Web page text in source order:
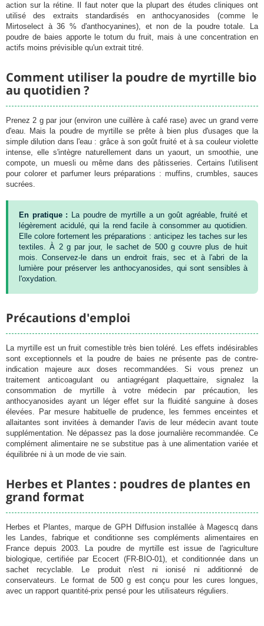
action sur la rétine. Il faut noter que la plupart des études cliniques ont
utilisé des extraits standardisés en anthocyanosides (comme le
Mirtoselect à 36 % d'anthocyanines), et non de la poudre totale. La
poudre de baies apporte le totum du fruit, mais à une concentration en
actifs moins prévisible qu'un extrait titré.
Comment utiliser la poudre de myrtille bio
au quotidien ?
Prenez 2 g par jour (environ une cuillère à café rase) avec un grand verre
d'eau. Mais la poudre de myrtille se prête à bien plus d'usages que la
simple dilution dans l'eau : grâce à son goût fruité et à sa couleur violette
intense, elle s'intègre naturellement dans un yaourt, un smoothie, une
compote, un muesli ou même dans des pâtisseries. Certains l'utilisent
pour colorer et parfumer leurs préparations : muffins, crumbles, sauces
sucrées.
En pratique : La poudre de myrtille a un goût agréable, fruité et
légèrement acidulé, qui la rend facile à consommer au quotidien.
Elle colore fortement les préparations : anticipez les taches sur les
textiles. À 2 g par jour, le sachet de 500 g couvre plus de huit
mois. Conservez-le dans un endroit frais, sec et à l'abri de la
lumière pour préserver les anthocyanosides, qui sont sensibles à
l'oxydation.
Précautions d'emploi
La myrtille est un fruit comestible très bien toléré. Les effets indésirables
sont exceptionnels et la poudre de baies ne présente pas de contre-
indication majeure aux doses recommandées. Si vous prenez un
traitement anticoagulant ou antiagrégant plaquettaire, signalez la
consommation de myrtille à votre médecin par précaution, les
anthocyanosides ayant un léger effet sur la fluidité sanguine à doses
élevées. Par mesure habituelle de prudence, les femmes enceintes et
allaitantes sont invitées à demander l'avis de leur médecin avant toute
supplémentation. Ne dépassez pas la dose journalière recommandée. Ce
complément alimentaire ne se substitue pas à une alimentation variée et
équilibrée ni à un mode de vie sain.
Herbes et Plantes : poudres de plantes en
grand format
Herbes et Plantes, marque de GPH Diffusion installée à Magescq dans
les Landes, fabrique et conditionne ses compléments alimentaires en
France depuis 2003. La poudre de myrtille est issue de l'agriculture
biologique, certifiée par Ecocert (FR-BIO-01), et conditionnée dans un
sachet recyclable. Le produit n'est ni ionisé ni additionné de
conservateurs. Le format de 500 g est conçu pour les cures longues,
avec un rapport quantité-prix pensé pour les utilisateurs réguliers.